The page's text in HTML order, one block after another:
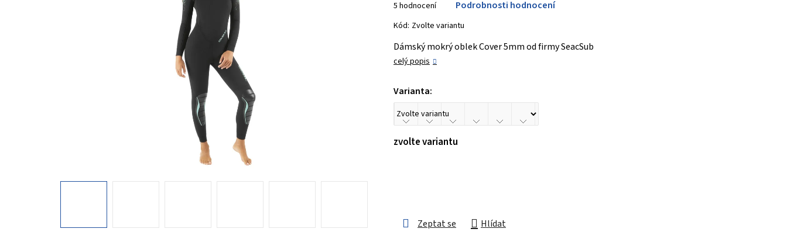
hodnocení
produktu
3,8
z 5
5 hodnocení Podrobnosti hodnocení
Kód: Zvolte variantu
Dámský mokrý oblek Cover 5mm od firmy SeacSub
celý popis
Varianta:
zvolte variantu
Zeptat se Hlídat